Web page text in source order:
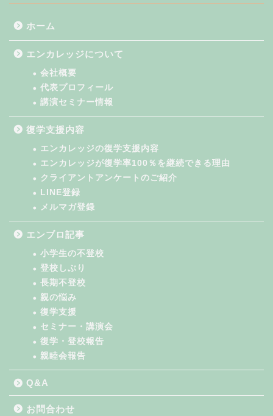
ホーム
エンカレッジについて
会社概要
代表プロフィール
講演セミナー情報
復学支援内容
エンカレッジの復学支援内容
エンカレッジが復学率100％を継続できる理由
クライアントアンケートのご紹介
LINE登録
メルマガ登録
エンブロ記事
小学生の不登校
登校しぶり
長期不登校
親の悩み
復学支援
セミナー・講演会
復学・登校報告
親睦会報告
Q&A
お問合わせ